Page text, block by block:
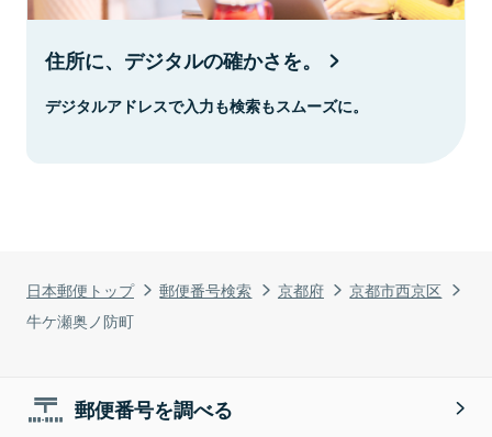
日本郵便トップ 郵便番号検索 京都府
京都市西京区
牛ケ瀬奥ノ防町
住所に、デジタルの確かさを。
デジタルアドレスで入力も検索もスムーズに。
郵便番号を調べる